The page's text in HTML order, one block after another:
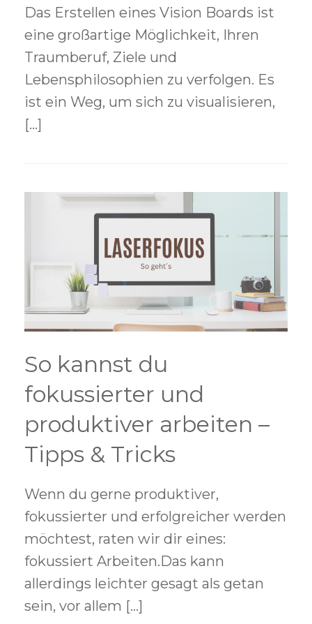
Das Erstellen eines Vision Boards ist
eine großartige Möglichkeit, Ihren
Traumberuf, Ziele und
Lebensphilosophien zu verfolgen. Es
ist ein Weg, um sich zu visualisieren,
[…]
So kannst du
fokussierter und
produktiver arbeiten –
Tipps & Tricks
Wenn du gerne produktiver,
fokussierter und erfolgreicher werden
möchtest, raten wir dir eines:
fokussiert Arbeiten.Das kann
allerdings leichter gesagt als getan
sein, vor allem […]